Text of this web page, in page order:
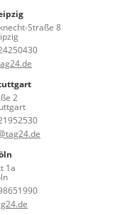
Straße 8
2
1a